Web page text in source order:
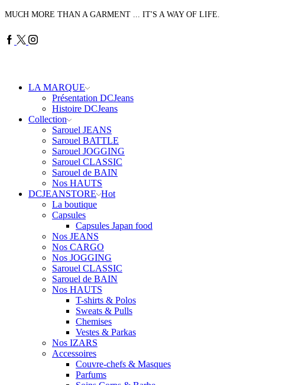
MUCH MORE THAN A GARMENT ... IT'S A WAY OF LIFE.
Facebook
TwitterInstagram
LA MARQUE
Présentation DCJeans
Histoire DCJeans
Collection
Sarouel JEANS
Sarouel BATTLE
Sarouel JOGGING
Sarouel CLASSIC
Sarouel de BAIN
Nos HAUTS
DCJEANSTORE Hot
La boutique
Capsules
Capsules Japan food
Nos JEANS
Nos CARGO
Nos JOGGING
Sarouel CLASSIC
Sarouel de BAIN
Nos HAUTS
T-shirts & Polos
Sweats & Pulls
Chemises
Vestes & Parkas
Nos IZARS
Accessoires
Couvre-chefs & Masques
Parfums